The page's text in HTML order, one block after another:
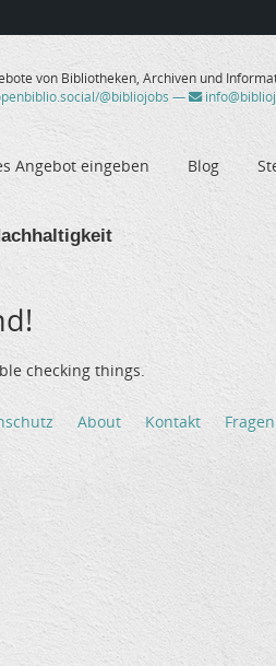
von Bibliotheken, Archiven und
@bibliojobs —
Angebot eingeben Blog
checking things.
About Kontakt Fragen